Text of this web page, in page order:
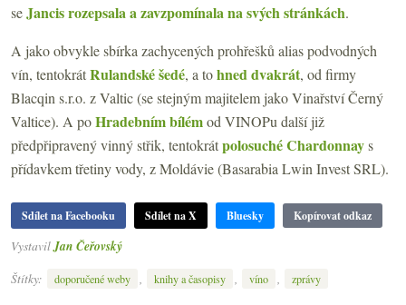
seJancis rozepsala a zavzpomínala na svých stránkách.
A jako obvykle sbírka zachycených prohřešků alias podvodných
vín, tentokrátRulandské šedé, a tohned dvakrát, od firmy
Blacqin s.r.o. z Valtic (se stejným majitelem jako Vinařství Černý
Valtice). A poHradebním bílémod VINOPu další již
předpřipravený vinný střik, tentokrátpolosuché Chardonnays
přídavkem třetiny vody, z Moldávie (Basarabia Lwin Invest SRL).
Sdílet na Facebooku Sdílet na X Bluesky Kopírovat odkaz
Vystavil Jan Čeřovský
Štítky:
doporučené weby , knihy a časopisy , víno , zprávy